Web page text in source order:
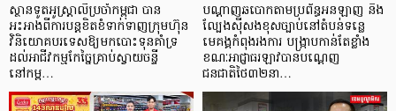
ស្ថានទូតអូស្ត្រាលីប្រចាំកម្ពុជា បាន
អះអាងពីការបន្តខិតខំទាក់ទាញក្រុមហ៊ុន
វិនិយោគបរទេសឱ្យមកបោះទុនគាំទ្រ
ដល់អាជីវកម្មកែច្នៃគ្រាប់ស្វាយចន្ទី
នៅកម្ព…
បណ្តាញឆបោកតាមប្រព័ន្ធអនឡាញ និង
ល្បែងស៊ីសងខុសច្បាប់នៅតំបន់ទន្លេ
មេគង្គកំពុងរងការ បង្ក្រាប​កាន់តែខ្លាំង
ខណៈអាជ្ញាធរឡាវបានបណ្តេញ
ជនជាតិថៃ៣២នា…